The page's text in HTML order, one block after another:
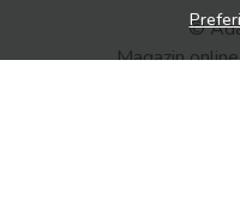
©
Magazin